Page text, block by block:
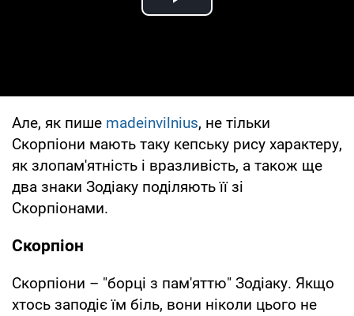
Play Video
Але, як пише madeinvilnius, не тільки
Скорпіони мають таку кепську рису характеру,
як злопам'ятність і вразливість, а також ще
два знаки Зодіаку поділяють її зі
Скорпіонами.
Скорпіон
Скорпіони – "борці з пам'яттю" Зодіаку. Якщо
хтось заподіє їм біль, вони ніколи цього не